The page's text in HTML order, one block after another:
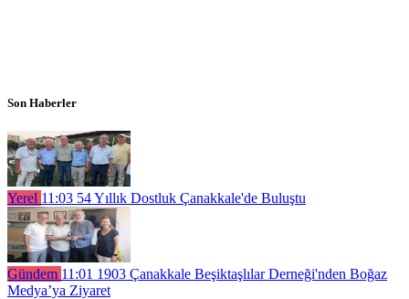
Son Haberler
Yerel 11:03 54 Yıllık Dostluk Çanakkale'de Buluştu
Gündem 11:01 1903 Çanakkale Beşiktaşlılar Derneği'nden Boğaz
Medya’ya Ziyaret